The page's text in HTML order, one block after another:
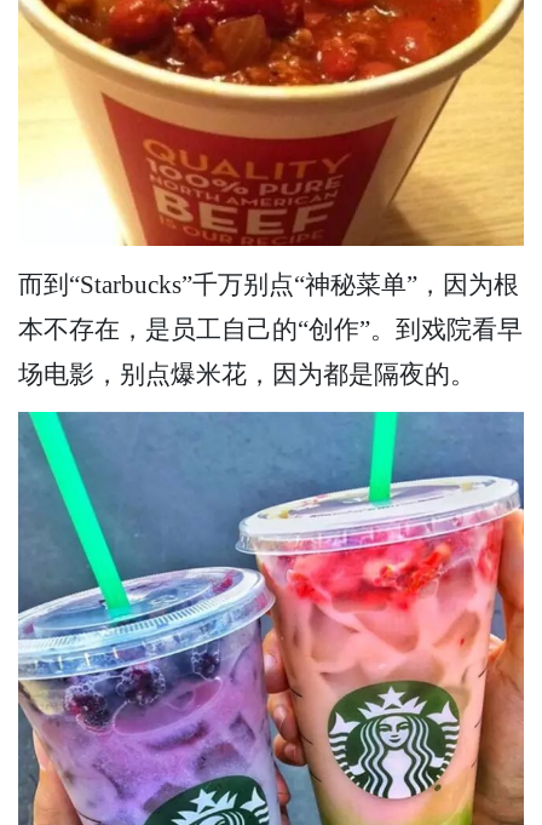
而到“Starbucks”千万别点“神秘菜单”，因为根
本不存在，是员工自己的“创作”。到戏院看早
场电影，别点爆米花，因为都是隔夜的。